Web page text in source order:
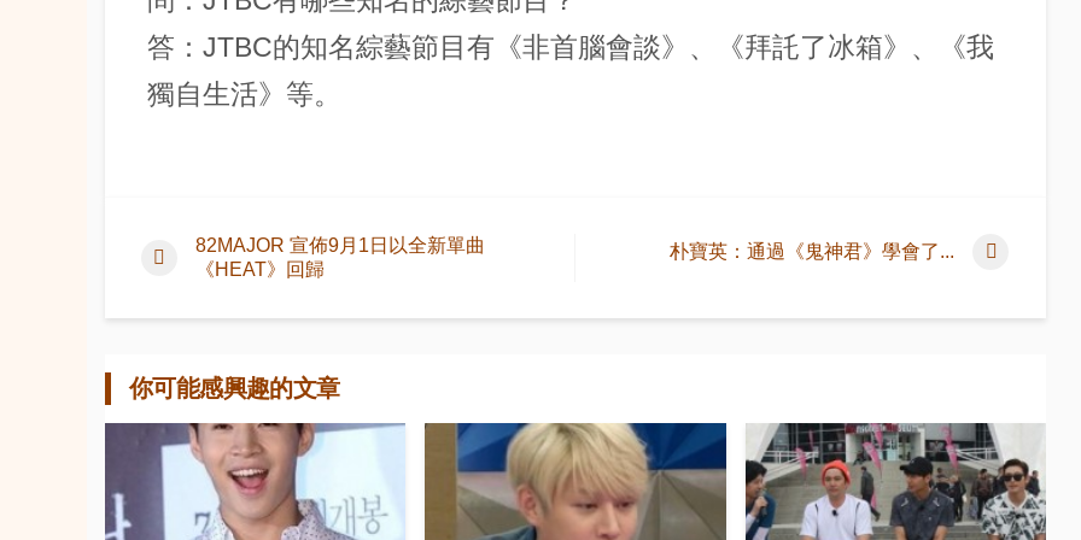
答：JTBC的知名綜藝節目有《非首腦會談》、《拜託了冰箱》、《我
獨自生活》等。
82MAJOR 宣佈9月1日以全新單曲
《HEAT》回歸
朴寶英：通過《鬼神君》學會了...
你可能感興趣的文章